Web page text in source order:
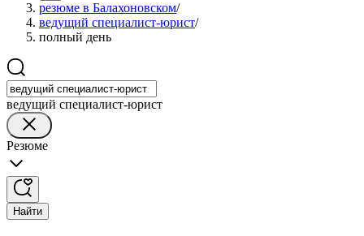
резюме в Балахоновском/
ведущий специалист-юрист/
полный день
ведущий специалист-юрист
Резюме
Найти